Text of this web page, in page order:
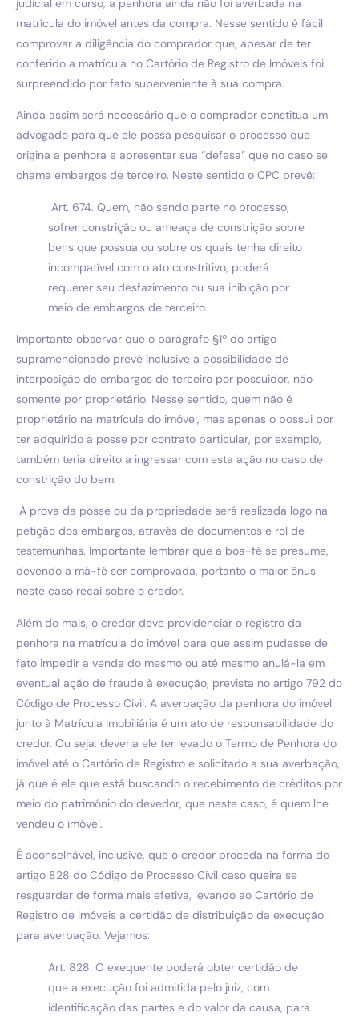
judicial em curso, a penhora ainda não foi averbada na
matrícula do imóvel antes da compra. Nesse sentido é fácil
comprovar a diligência do comprador que, apesar de ter
conferido a matrícula no Cartório de Registro de Imóveis foi
surpreendido por fato superveniente à sua compra.
Ainda assim será necessário que o comprador constitua um
advogado para que ele possa pesquisar o processo que
origina a penhora e apresentar sua “defesa” que no caso se
chama embargos de terceiro. Neste sentido o CPC prevê:
Art. 674. Quem, não sendo parte no processo,
sofrer constrição ou ameaça de constrição sobre
bens que possua ou sobre os quais tenha direito
incompatível com o ato constritivo, poderá
requerer seu desfazimento ou sua inibição por
meio de embargos de terceiro.
Importante observar que o parágrafo §1º do artigo
supramencionado prevê inclusive a possibilidade de
interposição de embargos de terceiro por possuidor, não
somente por proprietário. Nesse sentido, quem não é
proprietário na matrícula do imóvel, mas apenas o possui por
ter adquirido a posse por contrato particular, por exemplo,
também teria direito a ingressar com esta ação no caso de
constrição do bem.
A prova da posse ou da propriedade será realizada logo na
petição dos embargos, através de documentos e rol de
testemunhas. Importante lembrar que a boa-fé se presume,
devendo a má-fé ser comprovada, portanto o maior ônus
neste caso recai sobre o credor.
Além do mais, o credor deve providenciar o registro da
penhora na matrícula do imóvel para que assim pudesse de
fato impedir a venda do mesmo ou até mesmo anulá-la em
eventual ação de fraude à execução, prevista no artigo 792 do
Código de Processo Civil. A averbação da penhora do imóvel
junto à Matrícula Imobiliária é um ato de responsabilidade do
credor. Ou seja: deveria ele ter levado o Termo de Penhora do
imóvel até o Cartório de Registro e solicitado a sua averbação,
já que é ele que está buscando o recebimento de créditos por
meio do patrimônio do devedor, que neste caso, é quem lhe
vendeu o imóvel.
É aconselhável, inclusive, que o credor proceda na forma do
artigo 828 do Código de Processo Civil caso queira se
resguardar de forma mais efetiva, levando ao Cartório de
Registro de Imóveis a certidão de distribuição da execução
para averbação. Vejamos:
Art. 828. O exequente poderá obter certidão de
que a execução foi admitida pelo juiz, com
identificação das partes e do valor da causa, para